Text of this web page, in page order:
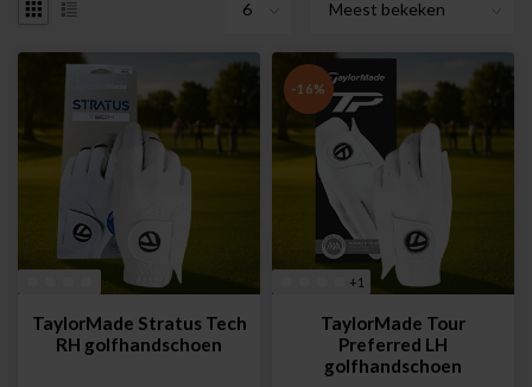
TaylorMade Stratus Tech
RH golfhandschoen
+1
-16%
TaylorMade Tour
Preferred LH
golfhandschoen